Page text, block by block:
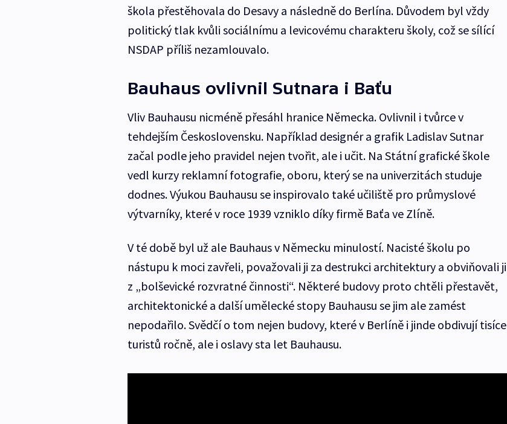
škola přestěhovala do Desavy a následně do Berlína. Důvodem byl vždy
politický tlak kvůli sociálnímu a levicovému charakteru školy, což se sílící
NSDAP příliš nezamlouvalo.
Bauhaus ovlivnil Sutnara i Baťu
Vliv Bauhausu nicméně přesáhl hranice Německa. Ovlivnil i tvůrce v
tehdejším Československu. Například designér a grafik Ladislav Sutnar
začal podle jeho pravidel nejen tvořit, ale i učit. Na Státní grafické škole
vedl kurzy reklamní fotografie, oboru, který se na univerzitách studuje
dodnes. Výukou Bauhausu se inspirovalo také učiliště pro průmyslové
výtvarníky, které v roce 1939 vzniklo díky firmě Baťa ve Zlíně.
V té době byl už ale Bauhaus v Německu minulostí. Nacisté školu po
nástupu k moci zavřeli, považovali ji za destrukci architektury a obviňovali ji
z „bolševické rozvratné činnosti“. Některé budovy proto chtěli přestavět,
architektonické a další umělecké stopy Bauhausu se jim ale zamést
nepodařilo. Svědčí o tom nejen budovy, které v Berlíně i jinde obdivují tisíce
turistů ročně, ale i oslavy sta let Bauhausu.